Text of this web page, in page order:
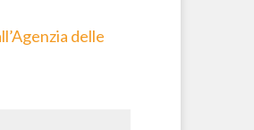
delle